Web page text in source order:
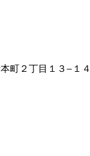
町２丁目１３−１４